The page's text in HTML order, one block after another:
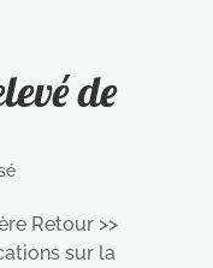
de
Retour >>
sur la